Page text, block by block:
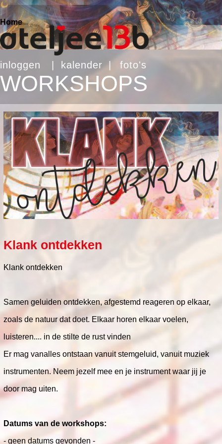
Klank ontdekken
Klank ontdekken
Samen geluiden ontdekken, afgestemd reageren op elkaar,
zoals de natuur dat doet. Elkaar horen elkaar voelen,
luisteren.... in de stilte de rust vinden
Er mag vanalles ontstaan vanuit stemgeluid, vanuit muziek
instrumenten. Neem jezelf mee en je instrument waar jij je
door mag uiten.
Datums van de workshops:
- geen datums gevonden -
inloggen kalender | foto's
WORKSHOPS
Home